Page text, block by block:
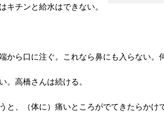
チンと給水はできない。
ら口に注ぐ。これなら鼻にも入らない。
高橋さんは続ける。
と、（体に）痛いところがでてきたらか